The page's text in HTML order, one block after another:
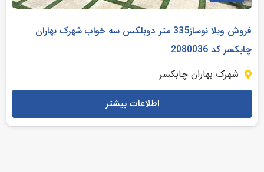
فروش ویلا نوساز335 متر دوبلکس سه خواب شهرک بهاران
چابکسر کد 2080036
شهرک بهاران چابکسر
اطلاعات بیشتر